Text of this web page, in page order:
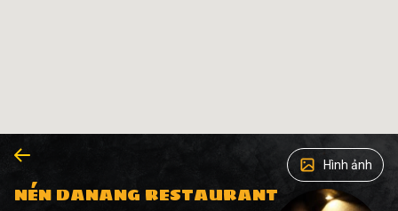
Hình ảnh
NÉN DANANG RESTAURANT